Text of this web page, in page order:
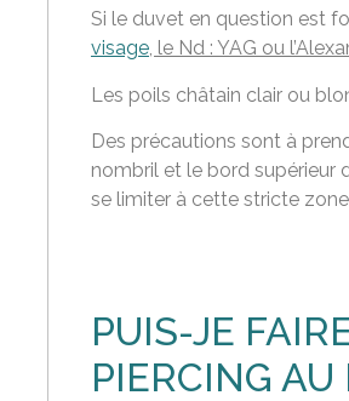
Si le duvet en question est
visage, le Nd : YAG ou
Les poils châtain clair ou
Des précautions sont à
nombril et le bord supérieur
se limiter à cette stricte
PUIS-JE
PIERCING